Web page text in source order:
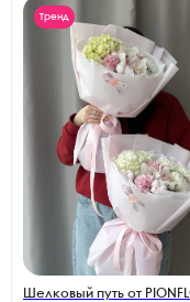
Тренд
Шелковый путь от